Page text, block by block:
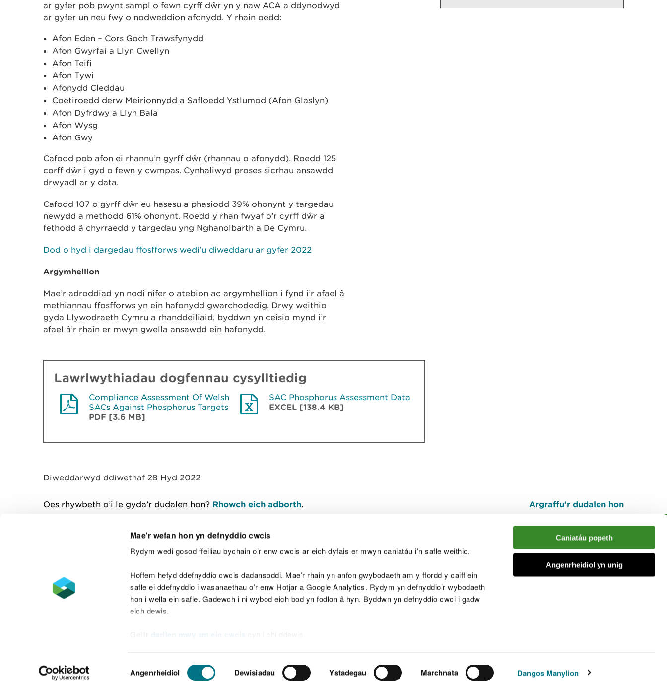
Mae'r wefan hon yn defnyddio cwcis
Rydym wedi gosod ffeiliau bychain o’r enw cwcis ar eich dyfais er mwyn caniatáu i’n safle weithio.
Hoffem hefyd ddefnyddio cwcis dadansoddi. Mae’r rhain yn anfon gwybodaeth am y ffordd y caiff ein
safle ei ddefnyddio i wasanaethau o’r enw Hotjar a Google Analytics. Rydym yn defnyddio’r wybodaeth
hon i wella ein safle. Gadewch i ni wybod eich bod yn fodlon â hyn. Byddwn yn defnyddio cwci i gadw
eich dewis.
darllen mwy am ein cwcis
Caniatâd
Angenrheidiol Dewisiadau Ystadegau Marchnata Dangos Manylion
Caniatáu popeth
Angenrheidiol yn unig
ar gyfer pob pwynt sampl o fewn cyrff dŵr yn y naw ACA a ddynodwyd
ar gyfer un neu fwy o nodweddion afonydd. Y rhain oedd:
Afon Eden – Cors Goch Trawsfynydd
Afon Gwyrfai a Llyn Cwellyn
Afon Teifi
Afon Tywi
Afonydd Cleddau
Coetiroedd derw Meirionnydd a Safloedd Ystlumod (Afon Glaslyn)
Afon Dyfrdwy a Llyn Bala
Afon Wysg
Afon Gwy
Cafodd pob afon ei rhannu’n gyrff dŵr (rhannau o afonydd). Roedd 125
corff dŵr i gyd o fewn y cwmpas. Cynhaliwyd proses sicrhau ansawdd
drwyadl ar y data.
Cafodd 107 o gyrff dŵr eu hasesu a phasiodd 39% ohonynt y targedau
newydd a methodd 61% ohonynt. Roedd y rhan fwyaf o’r cyrff dŵr a
fethodd â chyrraedd y targedau yng Nghanolbarth a De Cymru.
Dod o hyd i dargedau ffosfforws wedi'u diweddaru ar gyfer 2022
Argymhellion
Mae’r adroddiad yn nodi nifer o atebion ac argymhellion i fynd i’r afael â
methiannau ffosfforws yn ein hafonydd gwarchodedig. Drwy weithio
gyda Llywodraeth Cymru a rhanddeiliaid, byddwn yn ceisio mynd i’r
afael â’r rhain er mwyn gwella ansawdd ein hafonydd.
Lawrlwythiadau dogfennau cysylltiedig
Compliance Assessment Of Welsh
SACs Against Phosphorus Targets
PDF [3.6 MB]
SAC Phosphorus Assessment Data
EXCEL [138.4 KB]
Diweddarwyd ddiwethaf 28 Hyd 2022
Oes rhywbeth o’i le gyda’r dudalen hon? Rhowch eich adborth. Argraffu’r dudalen hon
I fyny
Datganiad hygyrchedd Safonau'r Gymraeg
Datganiad caethwasiaeth fodern
© Cyfoeth Naturiol Cymru